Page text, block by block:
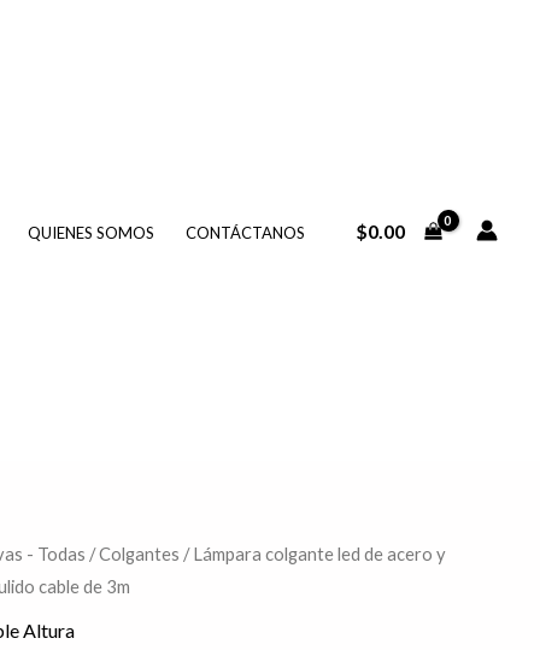
QUIENES SOMOS CONTÁCTANOS $0.00
- Todas /Colgantes / Lámpara colgante led de acero y
cable de 3m
Altura
El